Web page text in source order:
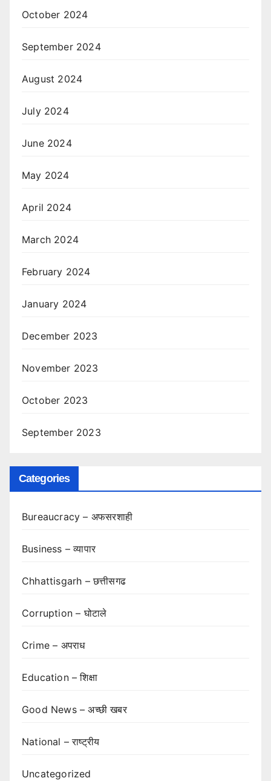
October 2024
September 2024
August 2024
July 2024
June 2024
May 2024
April 2024
March 2024
February 2024
January 2024
December 2023
November 2023
October 2023
September 2023
Categories
Bureaucracy – अफसरशाही
Business – व्यापार
Chhattisgarh – छत्तीसगढ
Corruption – घोटाले
Crime – अपराध
Education – शिक्षा
Good News – अच्छी खबर
National – राष्ट्रीय
Uncategorized